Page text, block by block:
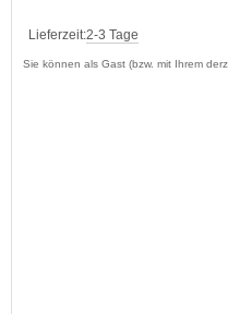
Lieferzeit:2-3 Tage
Sie können als Gast (bzw. mit Ihrem